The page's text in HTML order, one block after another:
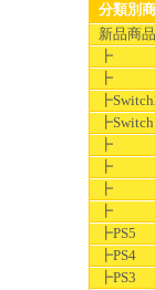
分類別
新品商品
┣
┣
┣Switch
┣
┣
┣
┣
┣PS5
┣PS4
┣PS3